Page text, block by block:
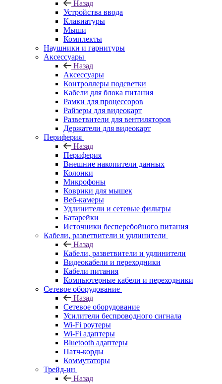
Назад
Устройства ввода
Клавиатуры
Мыши
Комплекты
Наушники и гарнитуры
Аксессуары
Назад
Аксессуары
Контроллеры подсветки
Кабели для блока питания
Рамки для процессоров
Райзеры для видеокарт
Разветвители для вентиляторов
Держатели для видеокарт
Периферия
Назад
Периферия
Внешние накопители данных
Колонки
Микрофоны
Коврики для мышек
Веб-камеры
Удлинители и сетевые фильтры
Батарейки
Источники бесперебойного питания
Кабели, разветвители и удлинители
Назад
Кабели, разветвители и удлинители
Видеокабели и переходники
Кабели питания
Компьютерные кабели и переходники
Сетевое оборудование
Назад
Сетевое оборудование
Усилители беспроводного сигнала
Wi-Fi роутеры
Wi-Fi адаптеры
Bluetooth адаптеры
Патч-корды
Коммутаторы
Трейд-ин
Назад